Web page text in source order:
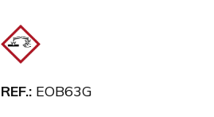
REF.: EOB63G